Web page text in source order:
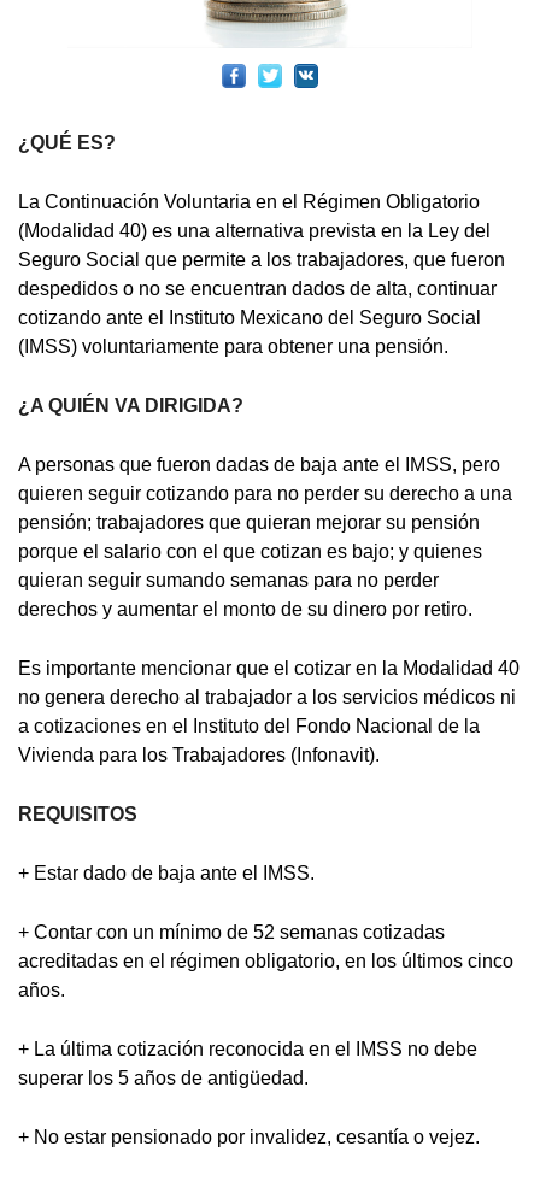
¿QUÉ ES?
La Continuación Voluntaria en el Régimen Obligatorio
(Modalidad 40) es una alternativa prevista en la Ley del
Seguro Social que permite a los trabajadores, que fueron
despedidos o no se encuentran dados de alta, continuar
cotizando ante el Instituto Mexicano del Seguro Social
(IMSS) voluntariamente para obtener una pensión.
¿A QUIÉN VA DIRIGIDA?
A personas que fueron dadas de baja ante el IMSS, pero
quieren seguir cotizando para no perder su derecho a una
pensión; trabajadores que quieran mejorar su pensión
porque el salario con el que cotizan es bajo; y quienes
quieran seguir sumando semanas para no perder
derechos y aumentar el monto de su dinero por retiro.
Es importante mencionar que el cotizar en la Modalidad 40
no genera derecho al trabajador a los servicios médicos ni
a cotizaciones en el Instituto del Fondo Nacional de la
Vivienda para los Trabajadores (Infonavit).
REQUISITOS
+ Estar dado de baja ante el IMSS.
+ Contar con un mínimo de 52 semanas cotizadas
acreditadas en el régimen obligatorio, en los últimos cinco
años.
+ La última cotización reconocida en el IMSS no debe
superar los 5 años de antigüedad.
+ No estar pensionado por invalidez, cesantía o vejez.